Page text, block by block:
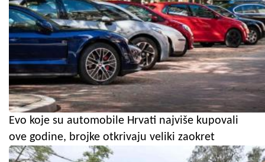
Evo koje su automobile Hrvati najviše kupovali
ove godine, brojke otkrivaju veliki zaokret